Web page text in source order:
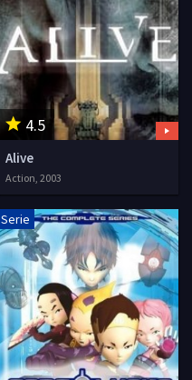
4.5
Alive
Action, 2003
Serie